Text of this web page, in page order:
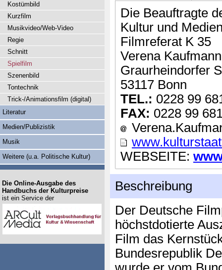
Die Beauftragte
Kultur und
Filmreferat K 35
Verena Kaufmann
Graurheindorfer
53117 Bonn
TEL.: 0228 99
FAX: 0228 99
WEBSEITE:
Beschreibung
Der Deutsche
höchstdotierte
Film das
Bundesrepublik
Kostümbild
Kurzfilm
Musikvideo/Web-Video
Regie
Schnitt
Spielfilm
Szenenbild
Tontechnik
Trick-/Animationsfilm (digital)
Literatur
Medien/Publizistik
Musik
Weitere (u.a. Politische Kultur)
Die Online-Ausgabe des
Handbuchs der Kulturpreise
ist ein Service der